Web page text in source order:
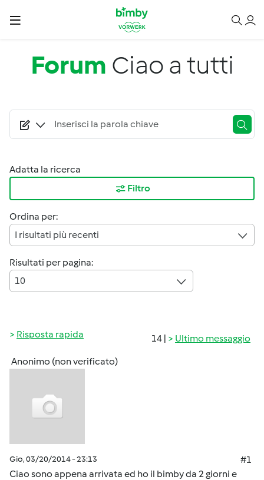
Salta al contenuto principale
Forum Ciao a tutti
Adatta la ricerca
Filtro
Ordina per:
I risultati più recenti
Risultati per pagina:
10
14 | Ultimo messaggio
Risposta rapida
Anonimo (non verificato)
Gio, 03/20/2014 - 23:13
#1
Ciao sono appena arrivata ed ho il bimby da 2 giorni e